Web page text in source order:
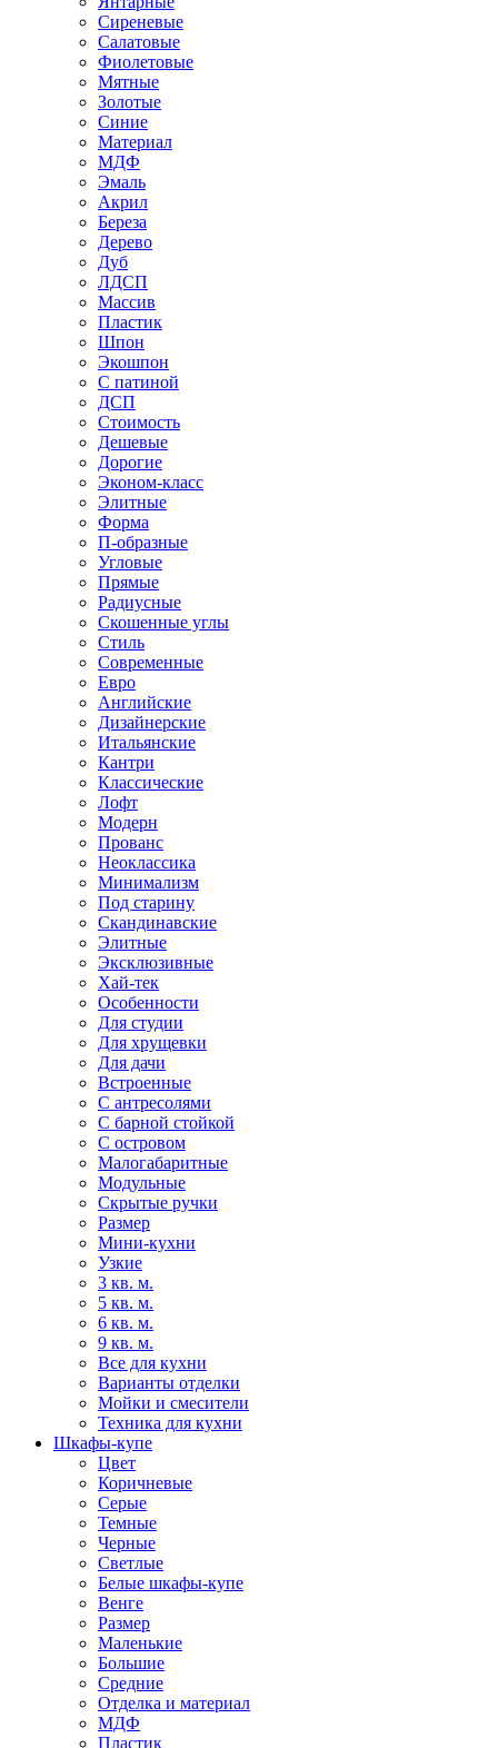
Сиреневые
Салатовые
Фиолетовые
Мятные
Золотые
Синие
Материал
МДФ
Эмаль
Акрил
Береза
Дерево
Дуб
ЛДСП
Массив
Пластик
Шпон
Экошпон
С патиной
ДСП
Стоимость
Дешевые
Дорогие
Эконом-класс
Элитные
Форма
П-образные
Угловые
Прямые
Радиусные
Скошенные углы
Стиль
Современные
Евро
Английские
Дизайнерские
Итальянские
Кантри
Классические
Лофт
Модерн
Прованс
Неоклассика
Минимализм
Под старину
Скандинавские
Элитные
Эксклюзивные
Хай-тек
Особенности
Для студии
Для хрущевки
Для дачи
Встроенные
С антресолями
С барной стойкой
С островом
Малогабаритные
Модульные
Скрытые ручки
Размер
Мини-кухни
Узкие
3 кв. м.
5 кв. м.
6 кв. м.
9 кв. м.
Все для кухни
Варианты отделки
Мойки и смесители
Техника для кухни
Шкафы-купе
Цвет
Коричневые
Серые
Темные
Черные
Светлые
Белые шкафы-купе
Венге
Размер
Маленькие
Большие
Средние
Отделка и материал
МДФ
Пластик